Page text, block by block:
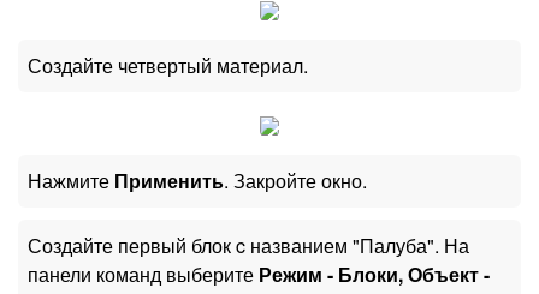
Создайте четвертый материал.
Нажмите Применить. Закройте окно.
Создайте первый блок c названием "Палуба". На
панели команд выберите Режим - Блоки, Объект -